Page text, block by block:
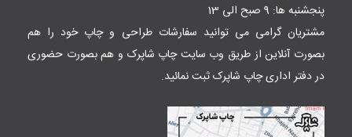
پنجشنبه ها: 9 صبح الی 13
مشتریان گرامی می توانید سفارشات طراحی و چاپ خود را هم
بصورت آنلاین از طریق وب سایتچاپ شاپرک و هم بصورت حضوری
در دفتر اداری چاپ شاپرک ثبت نمائید.